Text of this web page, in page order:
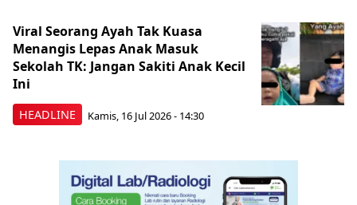
HEADLINE
Viral Seorang Ayah Tak Kuasa
Menangis Lepas Anak Masuk
Sekolah TK: Jangan Sakiti Anak Kecil
Ini
Kamis, 16 Jul 2026 - 14:30